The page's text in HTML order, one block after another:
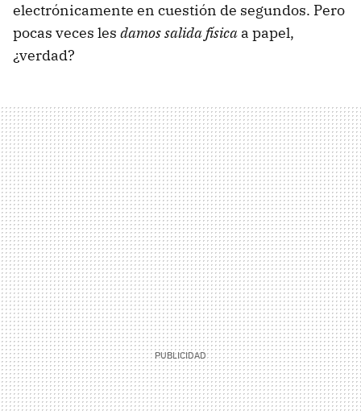
electrónicamente en cuestión de segundos. Pero
pocas veces les damos salida física a papel,
¿verdad?